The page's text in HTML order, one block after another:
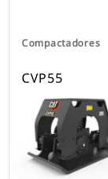
Compactadores
CVP55